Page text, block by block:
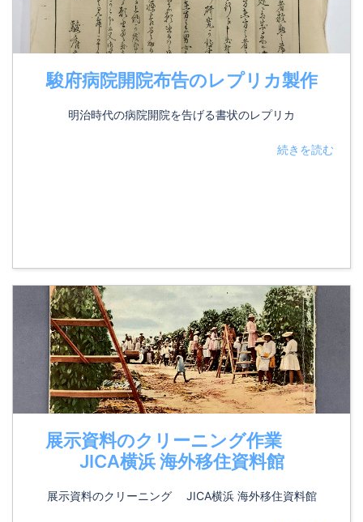
駿府病院開院布告のレプリカ製作
明治時代の病院開院を告げる書状のレプリカ
続きを読む
展示資料のクリーニング作業
JICA横浜 海外移住資料館
展示資料のクリーニング JICA横浜 海外移住資料館